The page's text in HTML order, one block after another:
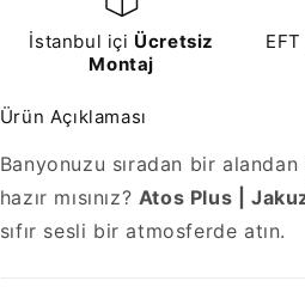
İstanbul içi Ücretsiz
Montaj
Ürün Açıklaması
Banyonuzu sıradan bir
hazır mısınız? Atos Plus |
sıfır sesli bir atmosferde atın.